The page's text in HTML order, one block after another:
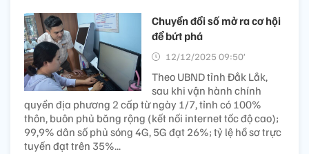
Chuyển đổi số mở ra cơ hội
để bứt phá
12/12/2025 09:50’
Theo UBND tỉnh Đắk Lắk,
sau khi vận hành chính
quyền địa phương 2 cấp từ ngày 1/7, tỉnh có 100%
thôn, buôn phủ băng rộng (kết nối internet tốc độ cao);
99,9% dân số phủ sóng 4G, 5G đạt 26%; tỷ lệ hồ sơ trực
tuyến đạt trên 35%...